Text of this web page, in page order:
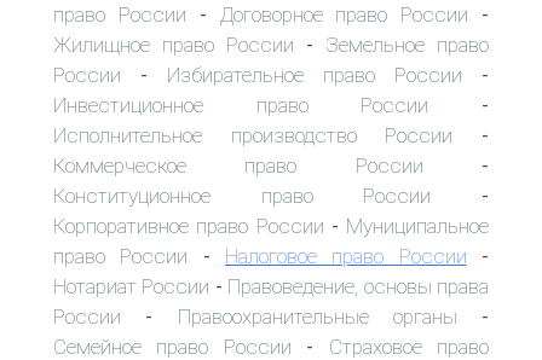
право России - Договорное право России -
Жилищное право России - Земельное право
России - Избирательное право России -
Инвестиционное право России -
Исполнительное производство России -
Коммерческое право России -
Конституционное право России -
Корпоративное право России - Муниципальное
право России - Налоговое право России -
Нотариат России - Правоведение, основы права
России - Правоохранительные органы -
Семейное право России - Страховое право